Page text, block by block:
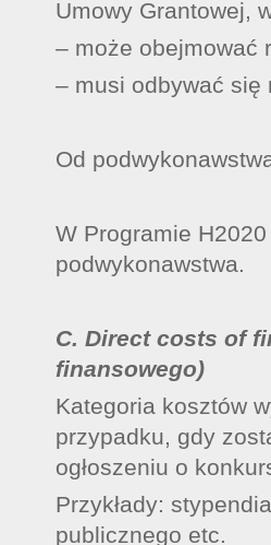
Umowy Grantowej,
– może obejmować
– musi odbywać się
Od
W Programie
podwykonawstwa.
C. Direct costs of
finansowego)
Kategoria kosztów
przypadku, gdy
ogłoszeniu o
Przykłady:
publicznego etc.